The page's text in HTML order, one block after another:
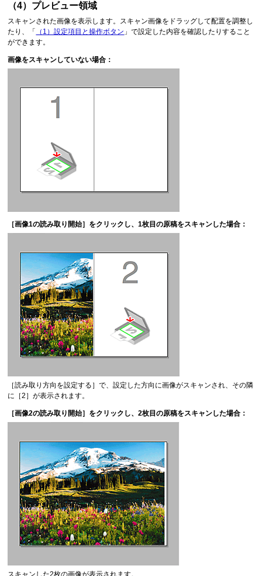
（4）プレビュー領域
スキャンされた画像を表示します。 スキャン画像をドラッグして配置を調整し
たり、「
（1）設定項目と操作ボタン 」で設定した内容を確認したりすること
ができます。
画像をスキャンしていない場合：
［画像1の読み取り開始］をクリックし、1枚目の原稿をスキャンした場合：
［読み取り方向を設定する ］で、設定した方向に画像がスキャンされ、その隣
に［2 ］が表示されます。
［画像2の読み取り開始］をクリックし、2枚目の原稿をスキャンした場合：
スキャンした2枚の画像が表示されます。